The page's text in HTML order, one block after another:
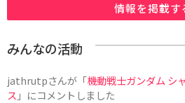
情報を掲載す
みんなの活動
jathrutpさんが「機動戦士ガンダム シ
ス 」にコメントしました